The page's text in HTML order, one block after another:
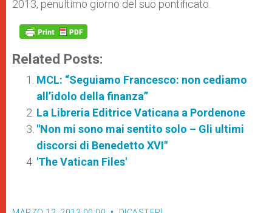
2013, penultimo giorno del suo pontificato.
Related Posts:
MCL: “Seguiamo Francesco: non cediamo
all’idolo della finanza”
La Libreria Editrice Vaticana a Pordenone
"Non mi sono mai sentito solo – Gli ultimi
discorsi di Benedetto XVI"
'The Vatican Files'